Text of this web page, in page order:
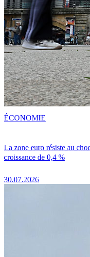
La zone euro résiste au
croissance de 0,4 %
30.07.2026
ÉCONOMIE